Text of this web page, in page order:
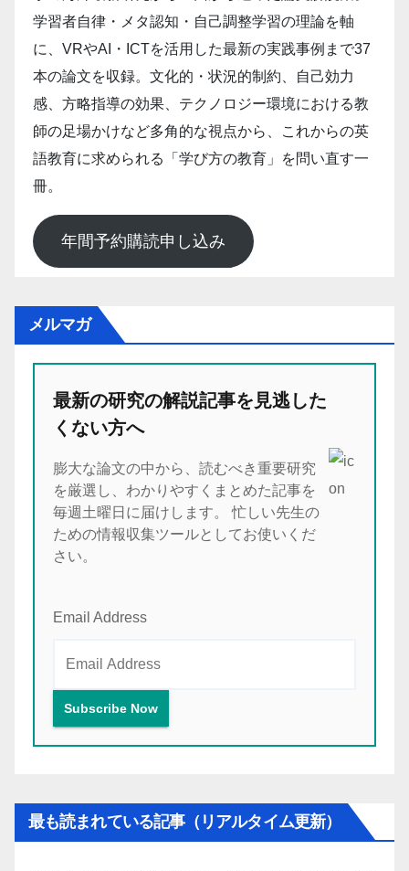
学習者自律・メタ認知・自己調整学習の理論を軸
に、VRやAI・ICTを活用した最新の実践事例まで37
本の論文を収録。文化的・状況的制約、自己効力
感、方略指導の効果、テクノロジー環境における教
師の足場かけなど多角的な視点から、これからの英
語教育に求められる「学び方の教育」を問い直す一
冊。
年間予約購読申し込み
メルマガ
最新の研究の解説記事を見逃した
くない方へ
膨大な論文の中から、読むべき重要研究
を厳選し、わかりやすくまとめた記事を
毎週土曜日に届けします。 忙しい先生の
ための情報収集ツールとしてお使いくだ
さい。
Email Address
最も読まれている記事（リアルタイム更新）